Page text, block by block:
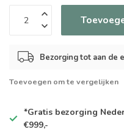
Bezorging tot aan de
Toevoegen om te vergelijken
*Gratis bezorging
€999,-